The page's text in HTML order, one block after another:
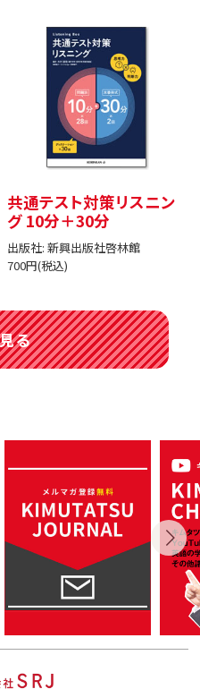
共通テスト対策リスニン
グ 10分＋30分
出版社: 新興出版社啓林館
700円(税込)
る